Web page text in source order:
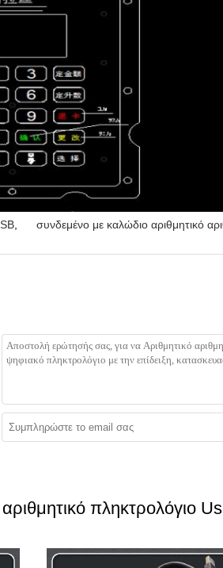
, συνδεμένο με καλώδιο αριθμητικό
πληκτρολόγιο